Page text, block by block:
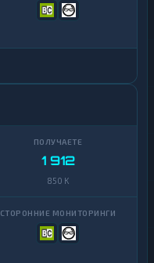
1 912
850 K